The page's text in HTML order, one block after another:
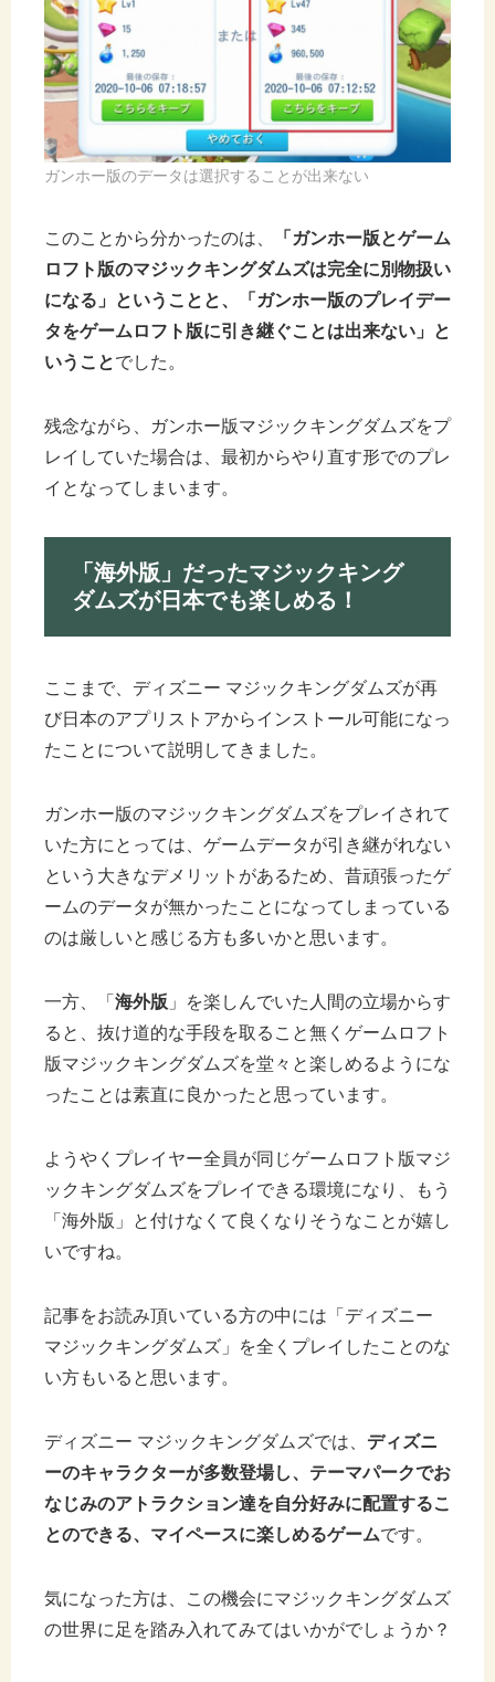
ガンホー版のデータは選択することが出来ない
このことから分かったのは、
「ガンホー版とゲーム
ロフト版のマジックキングダムズは完全に別物扱い
になる」ということと、「ガンホー版のプレイデー
タをゲームロフト版に引き継ぐことは出来ない」と
いうことでした。
残念ながら、ガンホー版マジックキングダムズをプ
レイしていた場合は、最初からやり直す形でのプレ
イとなってしまいます。
「海外版」だったマジックキング
ダムズが日本でも楽しめる！
ここまで、ディズニー マジックキングダムズが再
び日本のアプリストアからインストール可能になっ
たことについて説明してきました。
ガンホー版のマジックキングダムズをプレイされて
いた方にとっては、ゲームデータが引き継がれない
という大きなデメリットがあるため、昔頑張ったゲ
ームのデータが無かったことになってしまっている
のは厳しいと感じる方も多いかと思います。
一方、「 海外版 」を楽しんでいた人間の立場からす
ると、抜け道的な手段を取ること無くゲームロフト
版マジックキングダムズを堂々と楽しめるようにな
ったことは素直に良かったと思っています。
ようやくプレイヤー全員が同じゲームロフト版マジ
ックキングダムズをプレイできる環境になり、もう
「海外版」と付けなくて良くなりそうなことが嬉し
いですね。
記事をお読み頂いている方の中には「ディズニー
マジックキングダムズ」を全くプレイしたことのな
い方もいると思います。
ディズニー マジックキングダムズでは、 ディズニ
ーのキャラクターが多数登場し、テーマパークでお
なじみのアトラクション達を自分好みに配置するこ
とのできる、マイペースに楽しめるゲームです。
気になった方は、この機会にマジックキングダムズ
の世界に足を踏み入れてみてはいかがでしょうか？